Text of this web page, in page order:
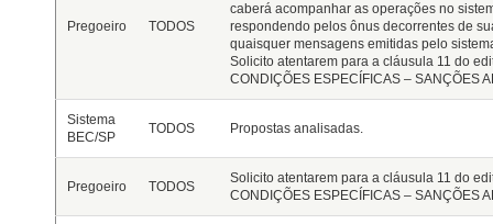
Pregoeiro TODOS
caberá acompanhar as operações no
respondendo pelos ônus decorrentes de
quaisquer mensagens emitidas pelo
Solicito atentarem para a cláusula 11 do
CONDIÇÕES ESPECÍFICAS – SANÇÕES
Sistema
BEC/SP
TODOS Propostas analisadas.
Pregoeiro TODOS
Solicito atentarem para a cláusula 11 do
CONDIÇÕES ESPECÍFICAS – SANÇÕES